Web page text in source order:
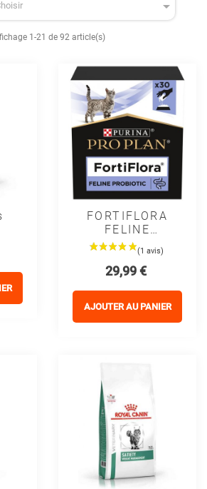

1-21 de 92 article(s)
FORTIFLORA
FELINE
PROBIOTIC
CHAT -
PROPLAN
Prix
29,99 €
AJOUTER AU PANIER